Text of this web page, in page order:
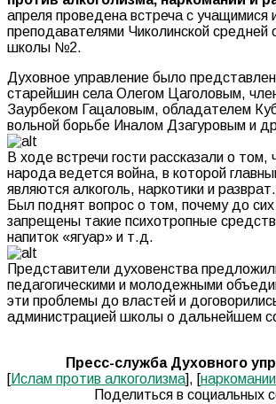
апреля проведена встреча с учащимися
преподавателями Чиколинской средней
школы №2.
Духовное управление было
старейшин села Олегом Цаголовым,
Заурбеком Гацаловым, обладателем
вольной борьбе Иналом Дзагуровым и
В ходе встречи гости рассказали о том,
народа ведется война, в которой
являются алкоголь, наркотики и разврат.
Был поднят вопрос о том, почему до
запрещены такие психотропные
напиток «ягуар» и т.д.
Представители духовенства
педагогическими и молодежными
эти проблемы до властей и
администрацией школы о дальнейшем
Пресс-служба Духовного
[Ислам против алкоголизма], [
Поделиться в социальных